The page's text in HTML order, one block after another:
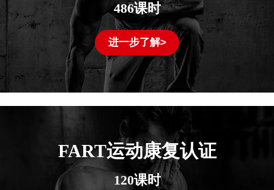
486课时
进一步了解>
FART运动康复认证
120课时